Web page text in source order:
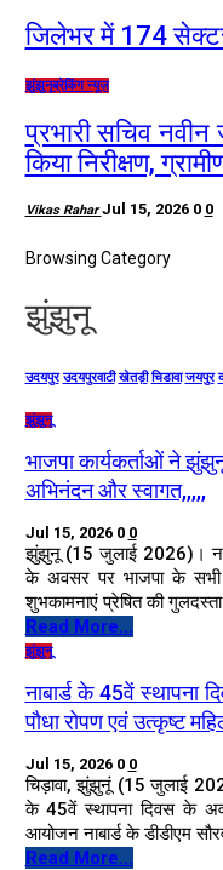
जिलेभर में 174
झुंझुनूब्रेकिंग न्यूज़
प्रभारी सचिव नवीन
किया निरीक्षण,
Vikas RaharJul 15, 2026 0 0
Browsing Category
झुंझुनू
उदयपुर उदयपुरवाटी खेतड़ी चिडावा जयपुर
झुंझुनू
भाजपा कार्यकर्ताओं ने
अभिनंदन और स्वागत,,,,,
Jul 15, 2026 0 0
झुंझुनू (15 जुलाई 2026)।
के अवसर पर भाजपा के सभी
शुभकामनाएं प्रेषित की
Read More...
झुंझुनू
नाबार्ड के 45वें स्थापना
पौधा रोपण एवं उत्कृष्ट
Jul 15, 2026 0 0
चिड़ावा, झुंझुनूं (15 जुलाई
के 45वें स्थापना दिवस के
आयोजन नाबार्ड के डीडीएम
Read More...